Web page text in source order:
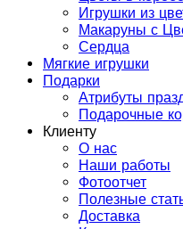
Игрушки из
Макаруны с
Сердца
Мягкие игрушки
Подарки
Атрибуты
Подарочные
Клиенту
О нас
Наши работы
Фотоотчет
Полезные
Доставка